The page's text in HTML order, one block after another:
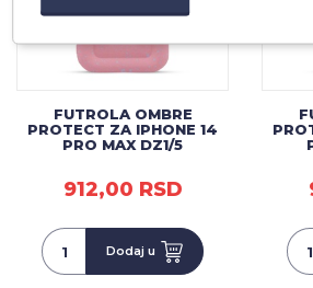
FUTROLA OMBRE
PROTECT ZA IPHONE 14
PRO MAX DZ1/5
912,00 RSD
Dodaj u